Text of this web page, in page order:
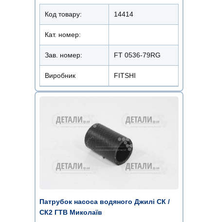
Код товару: 14414
Кат. номер:
Зав. номер: FT 0536-79RG
Виробник FITSHI
Патрубок насоса водяного Джилі СК /
СК2 ГТВ Миколаїв